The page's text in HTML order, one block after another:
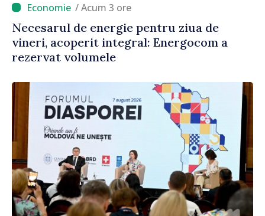
/ Acum 3 ore
Necesarul de energie pentru ziua de
vineri, acoperit integral: Energocom a
rezervat volumele